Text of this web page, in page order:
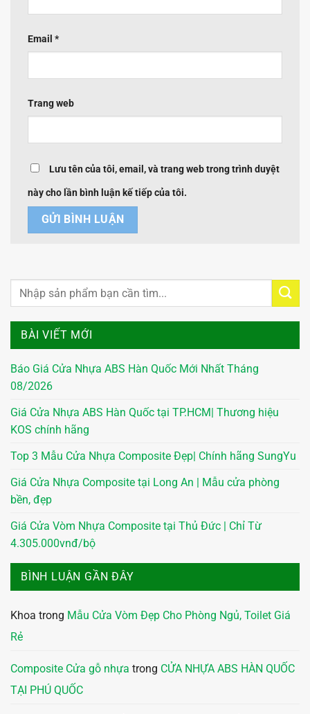
BÀI VIẾT MỚI
Báo Giá Cửa Nhựa ABS Hàn Quốc Mới Nhất Tháng
08/2026
Giá Cửa Nhựa ABS Hàn Quốc tại TP.HCM| Thương hiệu
KOS chính hãng
Top 3 Mẫu Cửa Nhựa Composite Đẹp| Chính hãng SungYu
Giá Cửa Nhựa Composite tại Long An | Mẫu cửa phòng
bền, đẹp
Giá Cửa Vòm Nhựa Composite tại Thủ Đức | Chỉ Từ
4.305.000vnđ/bộ
BÌNH LUẬN GẦN ĐÂY
Khoa trong Mẫu Cửa Vòm Đẹp Cho Phòng Ngủ, Toilet Giá
Rẻ
Composite Cửa gỗ nhựa trong CỬA NHỰA ABS HÀN QUỐC
TẠI PHÚ QUỐC
Email *
Trang web
Lưu tên của tôi, email, và trang web trong trình duyệt
này cho lần bình luận kế tiếp của tôi.